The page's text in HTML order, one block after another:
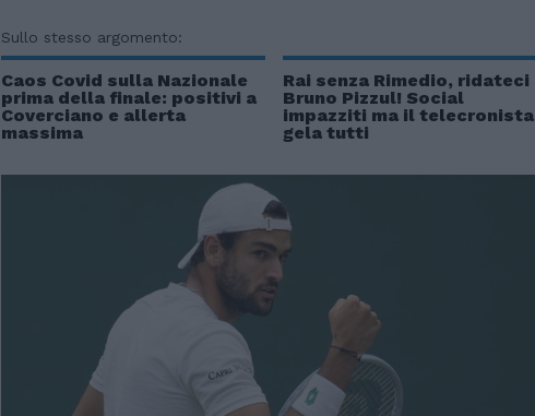
Sullo stesso argomento:
Caos Covid sulla Nazionale
prima della finale: positivi a
Coverciano e allerta
massima
Rai senza Rimedio, ridateci
Bruno Pizzul! Social
impazziti ma il telecronista
gela tutti